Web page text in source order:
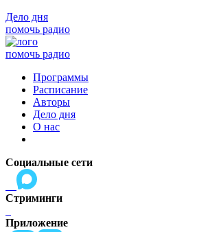
Дело дня
помочь радио
помочь радио
Программы
Расписание
Авторы
Дело дня
О нас
Социальные сети
Стриминги
Приложение